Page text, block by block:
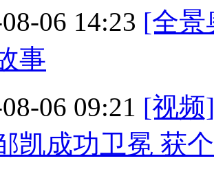
06 14:23 [全景
事
06 09:21 [视频
凯成功卫冕 获